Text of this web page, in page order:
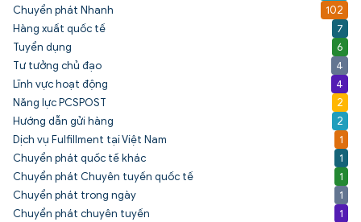
Chuyển phát Nhanh
102
Hàng xuất quốc tế
7
Tuyển dụng
6
Tư tưởng chủ đạo
4
Lĩnh vực hoạt động
4
Năng lực PCSPOST
2
Hướng dẫn gửi hàng
2
Dịch vụ Fulfillment tại Việt Nam
1
Chuyển phát quốc tế khác
1
Chuyển phát Chuyên tuyến quốc tế
1
Chuyển phát trong ngày
1
Chuyển phát chuyên tuyến
1